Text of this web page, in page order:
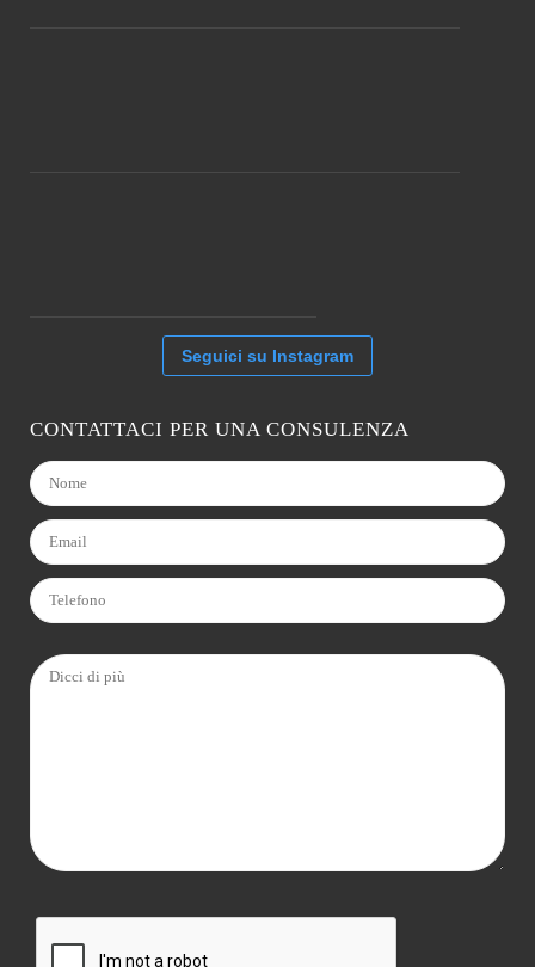
Seguici su Instagram
CONTATTACI PER UNA CONSULENZA